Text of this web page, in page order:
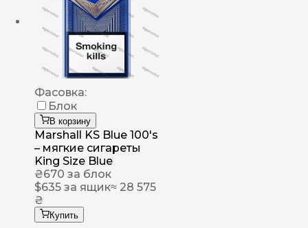
Фасовка:
Блок
В корзину
Marshall KS Blue 100's
– мягкие сигареты
King Size Blue
₴670 за блок
$635 за ящик≈ 28 575
₴
Купить